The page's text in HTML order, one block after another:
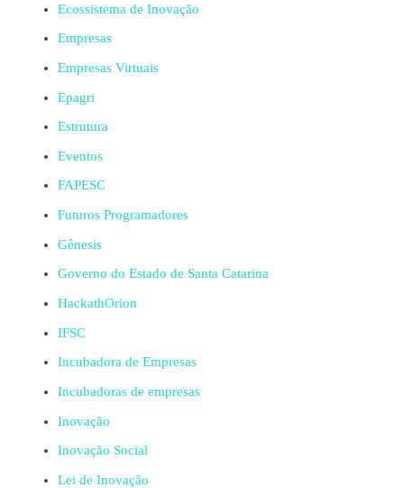
Ecossistema de Inovação
Empresas
Empresas Virtuais
Epagri
Estrutura
Eventos
FAPESC
Futuros Programadores
Gênesis
Governo do Estado de Santa Catarina
HackathOrion
IFSC
Incubadora de Empresas
Incubadoras de empresas
Inovação
Inovação Social
Lei de Inovação